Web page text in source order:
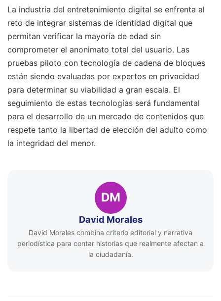
La industria del entretenimiento digital se enfrenta al
reto de integrar sistemas de identidad digital que
permitan verificar la mayoría de edad sin
comprometer el anonimato total del usuario. Las
pruebas piloto con tecnología de cadena de bloques
están siendo evaluadas por expertos en privacidad
para determinar su viabilidad a gran escala. El
seguimiento de estas tecnologías será fundamental
para el desarrollo de un mercado de contenidos que
respete tanto la libertad de elección del adulto como
la integridad del menor.
DM
David Morales
David Morales combina criterio editorial y narrativa
periodística para contar historias que realmente afectan a
la ciudadanía.